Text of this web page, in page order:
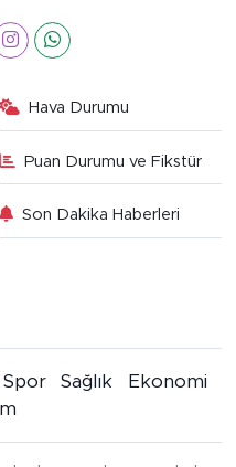
Hava Durumu
Puan Durumu ve Fikstür
Son Dakika Haberleri
Spor Sağlık
Ekonomi